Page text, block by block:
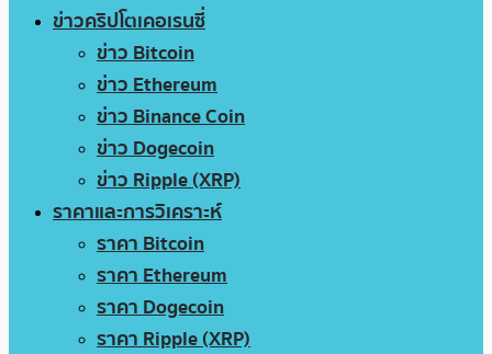
ข่าวคริปโตเคอเรนซี่
ข่าว Bitcoin
ข่าว Ethereum
ข่าว Binance Coin
ข่าว Dogecoin
ข่าว Ripple (XRP)
ราคาและการวิเคราะห์
ราคา Bitcoin
ราคา Ethereum
ราคา Dogecoin
ราคา Ripple (XRP)